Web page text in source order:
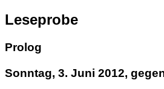
Leseprobe
Prolog
Sonntag, 3. Juni 2012,